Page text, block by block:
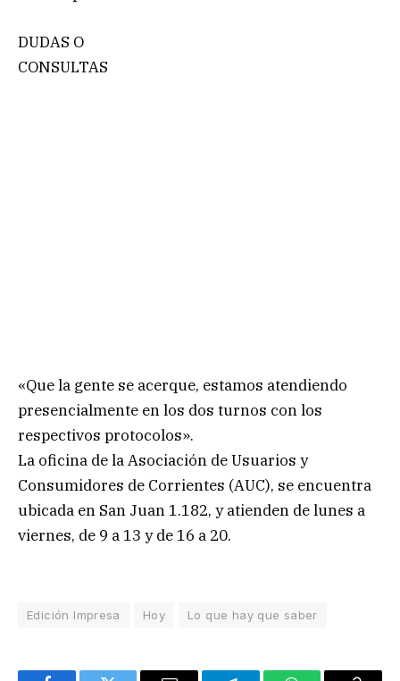
DUDAS O
CONSULTAS
«Que la gente se acerque, estamos atendiendo
presencialmente en los dos turnos con los
respectivos protocolos».
La oficina de la Asociación de Usuarios y
Consumidores de Corrientes (AUC), se encuentra
ubicada en San Juan 1.182, y atienden de lunes a
viernes, de 9 a 13 y de 16 a 20.
Edición Impresa Hoy Lo que hay que saber